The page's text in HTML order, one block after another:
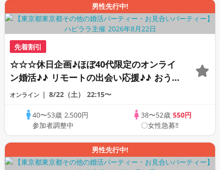
男性先行中!
先着割引
☆☆☆休日企画♪ほぼ40代限定のオンライ
ン婚活♪♪ リモートの出会い応援♪♪ おう
ちで乾杯しませんか♪♪ ☆全国の方が対象
PARTY!!
オンライン 8/22（土） 22:15〜
40〜53歳 2,500円
参加者調整中
38〜52歳 550円
〇女性急募‼
男性先行中!